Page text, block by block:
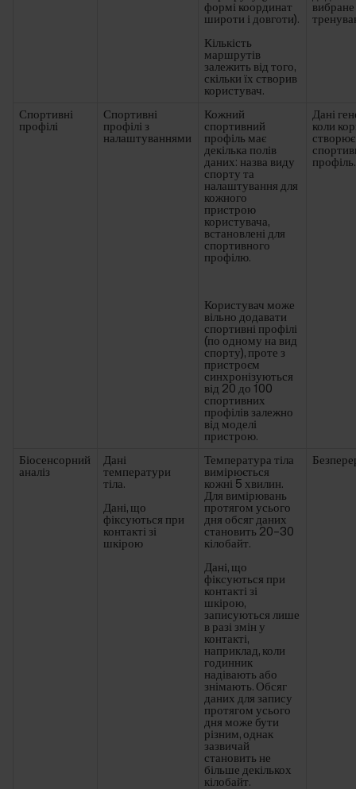
формі координат
широти і довготи).
Кількість
маршрутів
залежить від того,
скільки їх створив
користувач.
вибране
Спортивні
профілі
Спортивні
профілі з
налаштуваннями
Кожний
спортивний
профіль має
декілька полів
даних: назва виду
спорту та
налаштування для
кожного
пристрою
користувача,
встановлені для
спортивного
профілю.
Користувач може
вільно додавати
спортивні профілі
(по одному на вид
спорту), проте з
пристроєм
синхронізуються
від 20 до 100
спортивних
профілів залежно
від моделі
пристрою.
Дані
коли
створює
профіль.
Біосенсорний
аналіз
Дані
температури
тіла.
Дані, що
фіксуються при
контакті зі
шкірою
Температура тіла
вимірюється
кожні 5 хвилин.
Для вимірювань
протягом усього
дня обсяг даних
становить 20–30
кілобайт.
Дані, що
фіксуються при
контакті зі
шкірою,
записуються лише
в разі змін у
контакті,
наприклад, коли
годинник
надівають або
знімають. Обсяг
даних для запису
протягом усього
дня може бути
різним, однак
зазвичай
становить не
більше декількох
кілобайт.